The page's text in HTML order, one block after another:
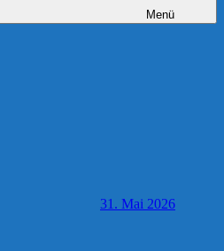
Menü
31. Mai 2026